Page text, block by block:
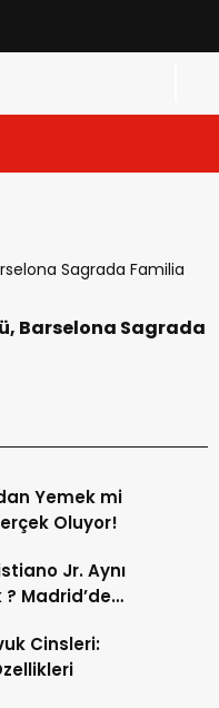
Barselona Sagrada
Yemek mi
Oluyor!
Jr. Aynı
Madrid’de
Cinsleri: